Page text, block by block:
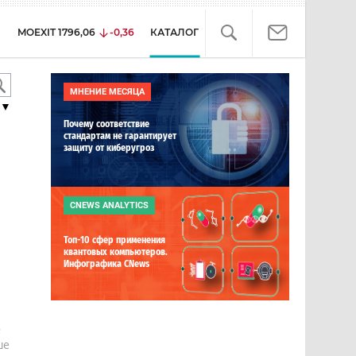
MOEXIT 1796,06 -0,36 КАТАЛОГ
▼
МНЕНИЕ МЕСЯЦА
Почему соответствие
стандартам не гарантирует
защиту от киберугроз
CNEWS ANALYTICS
Топ-10 сфер применения
квантовых компьютеров.
Инфографика CNews